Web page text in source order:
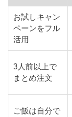
お試しキャン
ペーンをフル
活用
3人前以上で
まとめ注文
ご飯は自分で